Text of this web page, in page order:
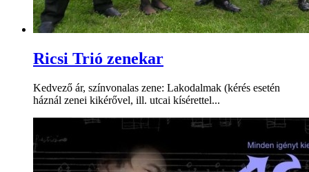
Ricsi Trió zenekar
Kedvező ár, színvonalas zene: Lakodalmak (kérés esetén
háznál zenei kikérővel, ill. utcai kísérettel...